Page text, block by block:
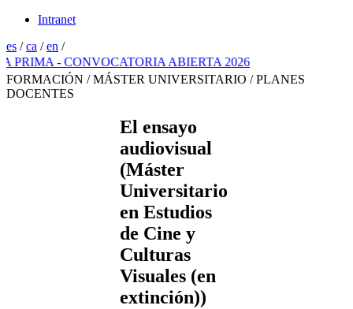
Intranet
es /ca /en /
- CONVOCATORIA ABIERTA 2026
FORMACIÓN / MÁSTER UNIVERSITARIO / PLANES
DOCENTES
El ensayo
audiovisual
(Máster
Universitario
en Estudios
de Cine y
Culturas
Visuales (en
extinción))